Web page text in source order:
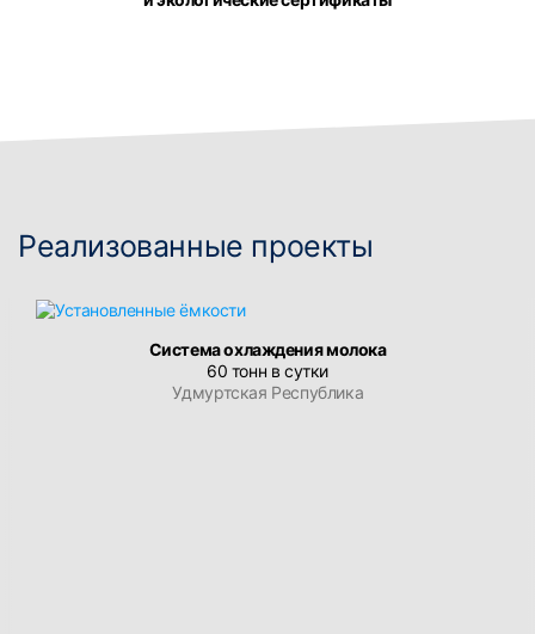
Реализованные проекты
Система охлаждения молока
60 тонн в сутки
Удмуртская Республика